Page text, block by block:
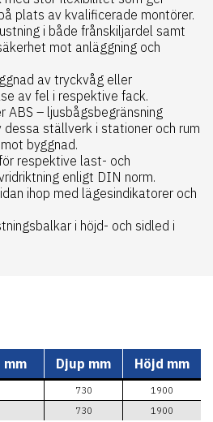
plats av kvalificerade montörer.
i både frånskiljardel samt
mot anläggning och
av tryckvåg eller
av fel i respektive fack.
ABS – ljusbågsbegränsning
ställverk i stationer och rum
byggnad.
respektive last- och
enligt DIN norm.
ihop med lägesindikatorer och
i höjd- och sidled i
mm Djup mm Höjd mm
730
1900
730 1900